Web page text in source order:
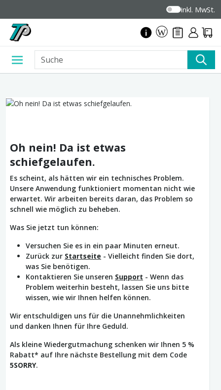
inkl. MwSt.
Oh nein! Da ist etwas
schiefgelaufen.
Es scheint, als hätten wir ein technisches Problem.
Unsere Anwendung funktioniert momentan nicht wie
erwartet. Wir arbeiten bereits daran, das Problem so
schnell wie möglich zu beheben.
Was Sie jetzt tun können:
Versuchen Sie es in ein paar Minuten erneut.
Zurück zur Startseite - Vielleicht finden Sie dort,
was Sie benötigen.
Kontaktieren Sie unseren Support - Wenn das
Problem weiterhin besteht, lassen Sie uns bitte
wissen, wie wir Ihnen helfen können.
Wir entschuldigen uns für die Unannehmlichkeiten
und danken Ihnen für Ihre Geduld.
Als kleine Wiedergutmachung schenken wir Ihnen 5 %
Rabatt* auf Ihre nächste Bestellung mit dem Code
5SORRY.